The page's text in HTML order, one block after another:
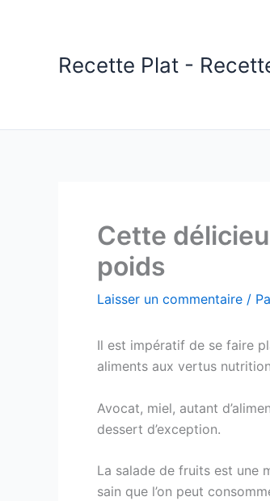
Recette Plat -
Cette
poids
Laisser un commentaire /
Il est impératif de se faire
aliments aux vertus
Avocat, miel, autant
dessert d’exception.
La salade de fruits est une
sain que l’on peut